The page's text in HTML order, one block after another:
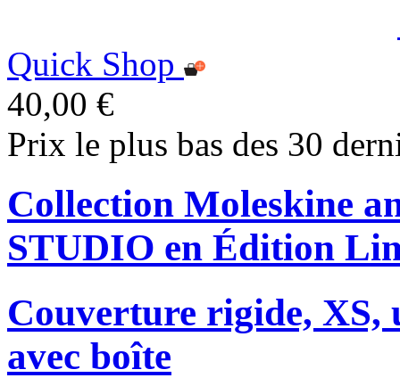
Quick Shop
40,00 €
Prix le plus bas des 30
Collection Moleskine
STUDIO en Édition
Couverture rigide, XS,
avec boîte